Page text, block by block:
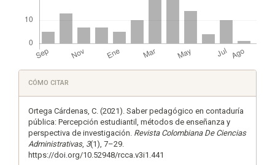
Detalles
del
artículo
CÓMO CITAR
Ortega Cárdenas, C. (2021). Saber pedagógico en contaduría
pública: Percepción estudiantil, métodos de enseñanza y
perspectiva de investigación. Revista Colombiana De Ciencias
Administrativas, 3(1), 7–29.
https://doi.org/10.52948/rcca.v3i1.441